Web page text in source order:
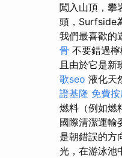
闖入山頂，攀
頭，Surfside
我們最喜歡的
骨 不要錯過
且由於它是新
歌seo 液化天
證基隆 免費
燃料（例如燃
國際清潔運輸
是朝錯誤的
光，在游泳池